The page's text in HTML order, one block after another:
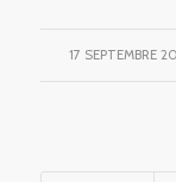
17 SEPTEMBRE
/